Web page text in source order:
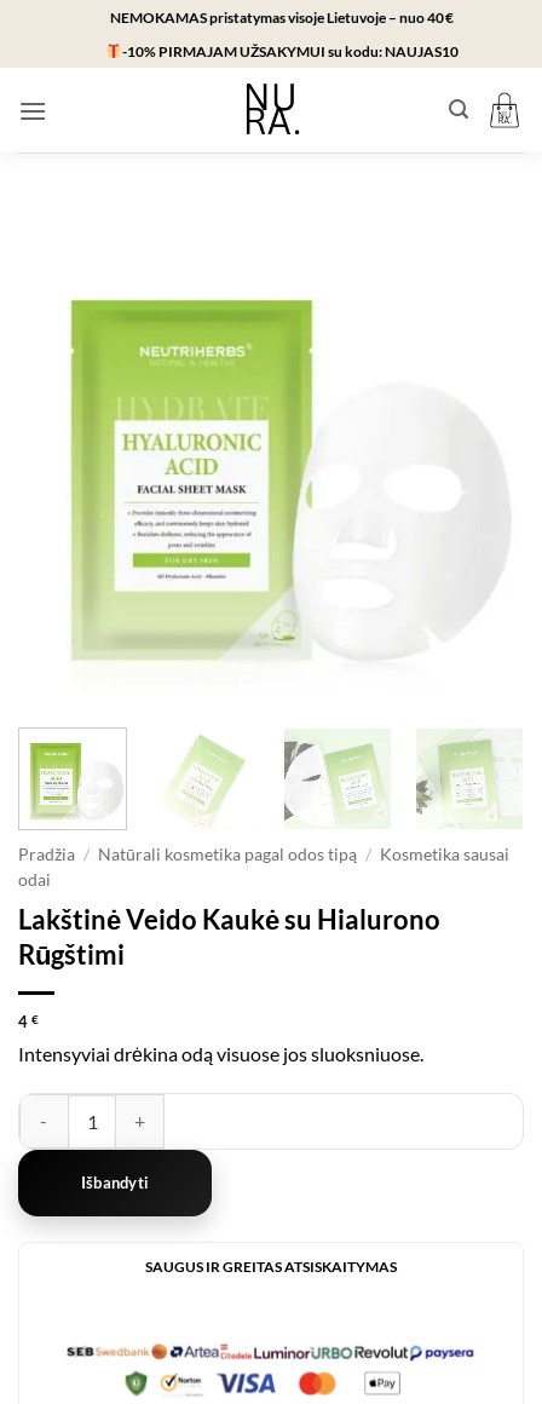
content
NEMOKAMAS pristatymas visoje Lietuvoje – nuo 40 €
-10% PIRMAJAM UŽSAKYMUI su kodu:NAUJAS10
Pradžia / Natūrali kosmetika pagal odos tipą / Kosmetika sausai
odai
Lakštinė Veido Kaukė su Hialurono
Rūgštimi
4 €
Intensyviai drėkina odą visuose jos sluoksniuose.
produkto kiekis: Lakštinė Veido Kaukė su Hialurono Rūgštimi
Išbandyti
SAUGUS IR GREITAS ATSISKAITYMAS